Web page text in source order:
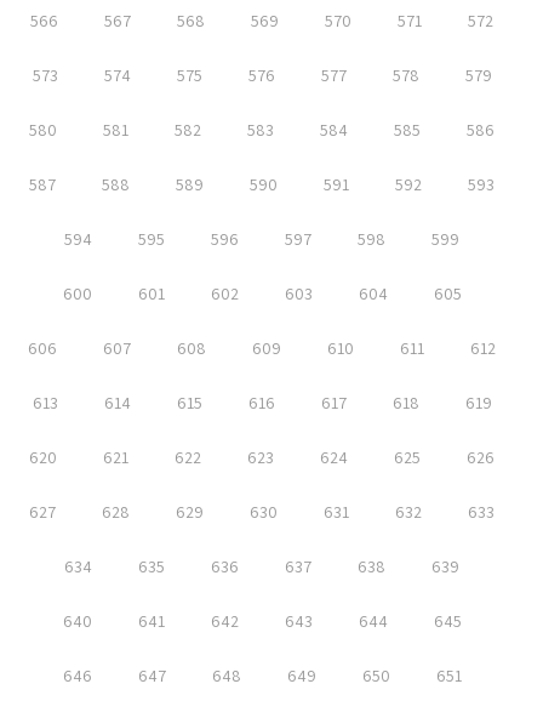
566 567 568 569 570 571 572
573 574 575 576 577 578 579
580 581 582 583 584 585 586
587 588 589 590 591 592 593
594 595 596 597 598 599
600 601 602 603 604 605
606 607 608 609 610 611 612
613 614 615 616 617 618 619
620 621 622 623 624 625 626
627 628 629 630 631 632 633
634 635 636 637 638 639
640 641 642 643 644 645
646 647 648 649 650 651